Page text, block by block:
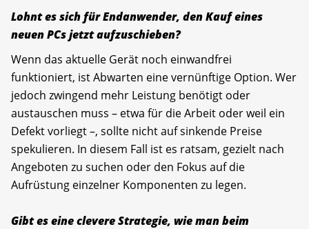
Lohnt es sich für Endanwender, den Kauf eines
neuen PCs jetzt aufzuschieben?
Wenn das aktuelle Gerät noch einwandfrei
funktioniert, ist Abwarten eine vernünftige Option. Wer
jedoch zwingend mehr Leistung benötigt oder
austauschen muss – etwa für die Arbeit oder weil ein
Defekt vorliegt –, sollte nicht auf sinkende Preise
spekulieren. In diesem Fall ist es ratsam, gezielt nach
Angeboten zu suchen oder den Fokus auf die
Aufrüstung einzelner Komponenten zu legen.
Gibt es eine clevere Strategie, wie man beim